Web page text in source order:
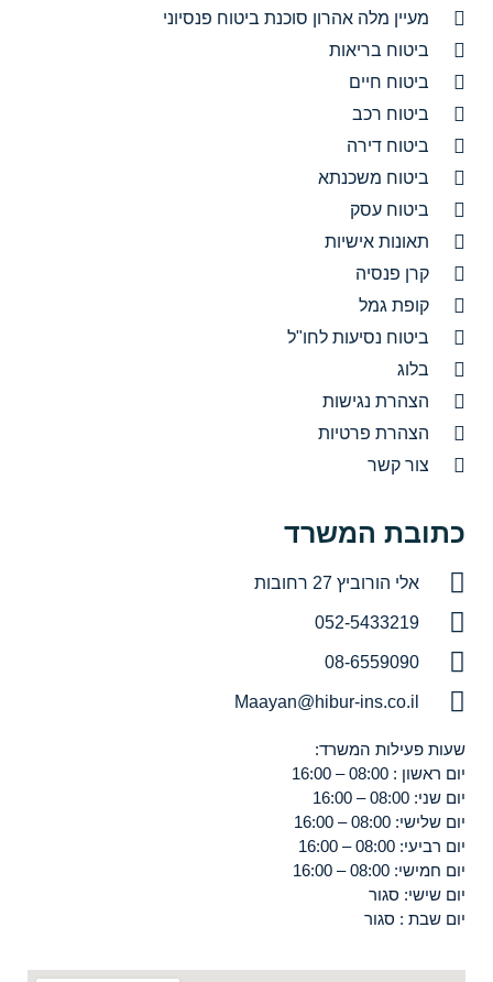
מעיין מלה אהרון סוכנת ביטוח פנסיוני
ביטוח בריאות
ביטוח חיים
ביטוח רכב
ביטוח דירה
ביטוח משכנתא
ביטוח עסק
תאונות אישיות
קרן פנסיה
קופת גמל
ביטוח נסיעות לחו"ל
בלוג
הצהרת נגישות
הצהרת פרטיות
צור קשר
כתובת המשרד
אלי הורוביץ 27 רחובות
052-5433219
08-6559090
Maayan@hibur-ins.co.il
שעות פעילות המשרד:
יום ראשון : 08:00 – 16:00
יום שני: 08:00 – 16:00
יום שלישי: 08:00 – 16:00
יום רביעי: 08:00 – 16:00
יום חמישי: 08:00 – 16:00
יום שישי: סגור
יום שבת : סגור